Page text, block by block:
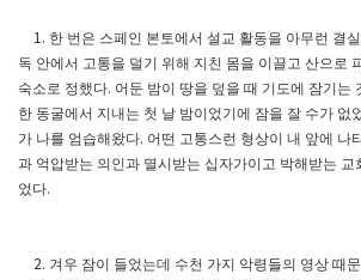
1. 한 번은 스페인 본토에서 설교 활동을 아무런 결
독 안에서 고통을 덜기 위해 지친 몸을 이끌고 산으로
숙소로 정했다. 어둔 밤이 땅을 덮을 때 기도에 잠기는
한 동굴에서 지내는 첫 날 밤이었기에 잠을 잘 수가 없
가 나를 엄습해왔다. 어떤 고통스런 형상이 내 앞에 나
과 억압받는 의인과 멸시받는 십자가이고 박해받는 교
었다.
2. 겨우 잠이 들었는데 수천 가지 악령들의 영상 때